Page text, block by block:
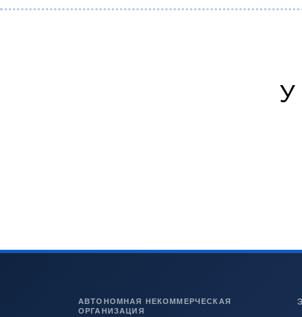
АВТОНОМНАЯ НЕКОММЕРЧЕСКАЯ
ОРГАНИЗАЦИЯ